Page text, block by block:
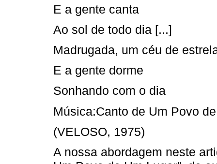
E a gente canta
Ao sol de todo dia [...]
Madrugada, um céu de
E a gente dorme
Sonhando com o dia
Música:Canto de Um Povo
(VELOSO, 1975)
A nossa abordagem neste